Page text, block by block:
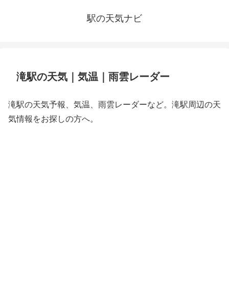
駅の天気ナビ
滝駅の天気｜気温｜雨雲レーダー
滝駅の天気予報、気温、雨雲レーダーなど。滝駅周辺の天
気情報をお探しの方へ。